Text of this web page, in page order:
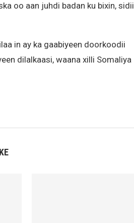
oo aan juhdi badan ku bixin, sidii
in ay ka gaabiyeen doorkoodii
dilalkaasi, waana xilli Somaliya